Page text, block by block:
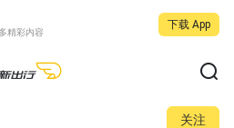
精彩内容
下载 App
关注